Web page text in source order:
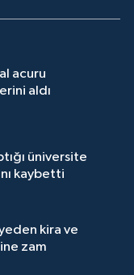
acuru
aldı
üniversite
kaybetti
kira ve
zam